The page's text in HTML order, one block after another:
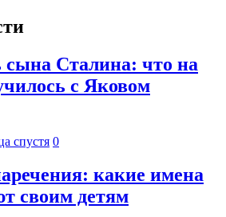
сына Сталина: что на
с Яковом
спустя 0
какие имена
своим детям